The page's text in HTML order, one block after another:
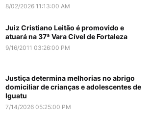
8/02/2026 11:13:00 AM
Juiz Cristiano Leitão é promovido e
atuará na 37ª Vara Cível de Fortaleza
9/16/2011 03:26:00 PM
Justiça determina melhorias no abrigo
domiciliar de crianças e adolescentes de
Iguatu
7/14/2026 05:25:00 PM